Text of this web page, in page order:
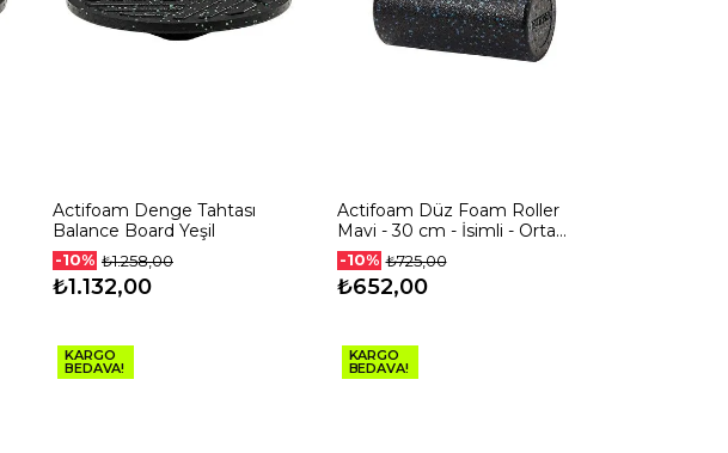
Actifoam Denge Tahtası
Balance Board Yeşil
-10% ₺1.258,00
₺1.132,00
Actifoam Düz Foam Roller
Mavi - 30 cm - İsimli - Orta
Sert
-10% ₺725,00
₺652,00
KARGO
BEDAVA!
KARGO
BEDAVA!